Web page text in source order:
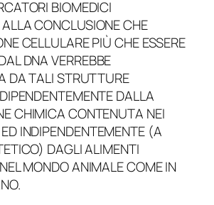
BIOMEDICI
CONCLUSIONE CHE
CELLULARE PIÙ CHE ESSERE
DNA VERREBBE
DA TALI STRUTTURE
DALLA
CHIMICA CONTENUTA NEI
INDIPENDENTEMENTE (A
DAGLI ALIMENTI
MONDO ANIMALE COME IN